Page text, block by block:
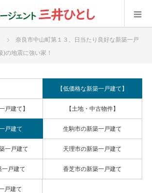
奈良市中山町第１３、日当たり良好な新築一戸
の地震に強い家！
【低価格な新築一戸建て】
戸建て】 【土地・中古物件】
戸建て 生駒市の新築一戸建て
一戸建て 天理市の新築一戸建て
一戸建て 香芝市の新築一戸建て
戸建て